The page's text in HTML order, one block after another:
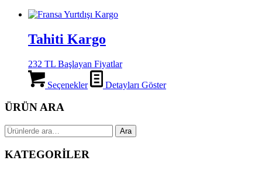
Tahiti Kargo
232 TL Başlayan Fiyatlar
Seçenekler Detayları Göster
ÜRÜN ARA
Ara: Ara
KATEGORİLER